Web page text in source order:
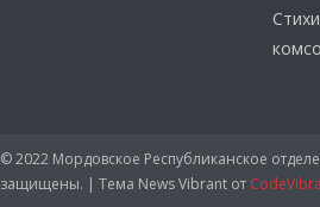
© 2022 Мордовское Республиканское
защищены. | Тема News Vibrant от